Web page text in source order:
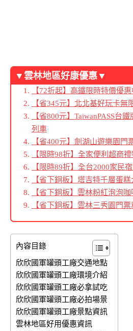
▼雲林地區好康優惠▼
【72折起】高鐵限時特價優惠
【省345元】北北基好玩卡無
【省800元】TaiwanPASS台
列車
【省400元】劍湖山遊樂園門
【限時98折】全家便利超商
【限時89折】全台2000家民
【省下銅板】塔吉特千層蛋
【省下銅板】雲林粉紅泡泡
【省下銅板】雲林三秀園門
內容目錄
欣欣國軍罐頭工廠交通地點
欣欣國軍罐頭工廠環境介紹
欣欣國軍罐頭工廠必拿試吃
欣欣國軍罐頭工廠必拍場景
欣欣國軍罐頭工廠景點資訊
雲林地區好用優惠資訊